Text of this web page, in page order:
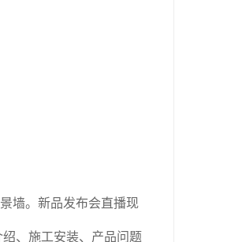
墙。新品发布会直播现
、施工安装、产品问题